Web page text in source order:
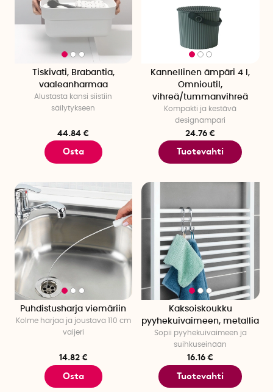
Tiskivati, Brabantia,
vaaleanharmaa
Alustasta kansi siistiin
säilytykseen
44.84 €
Osta
Kannellinen ämpäri 4 l,
Omnioutil,
vihreä/tummanvihreä
Kompakti ja kestävä
designämpäri
24.76 €
Tuotevahti
Puhdistusharja viemäriin
Kolme harjaa ja joustava 110 cm
vaijeri
14.82 €
Osta
Kaksoiskoukku
pyyhekuivaimeen, metallia
Sopii pyyhekuivaimeen ja
suihkuseinään
16.16 €
Tuotevahti